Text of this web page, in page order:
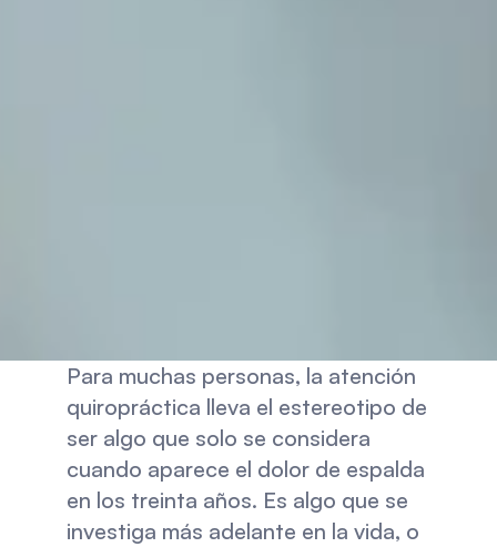
Para muchas personas, la atención
quiropráctica lleva el estereotipo de
ser algo que solo se considera
cuando aparece el dolor de espalda
en los treinta años. Es algo que se
investiga más adelante en la vida, o